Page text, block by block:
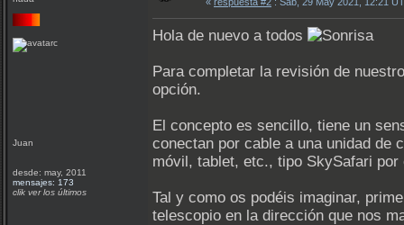
Juan
desde: may, 2011
mensajes: 173
clik ver los últimos
Hola de nuevo a todos
Para completar la revisión de
opción.
El concepto es sencillo, tiene un
conectan por cable a una unidad de
móvil, tablet, etc., tipo SkySafari por
Tal y como os podéis imaginar,
telescopio en la dirección que nos